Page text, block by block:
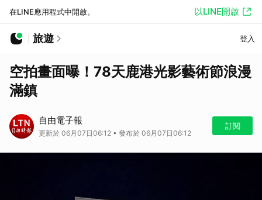
在LINE應用程式中開啟。 以LINE開啟
旅遊 登入
空拍畫面曝！78天鹿港光影藝術節浪漫
滿鎮
自由電子報
更新於 06月07日06:12 • 發布於 06月07日06:12
訂閱